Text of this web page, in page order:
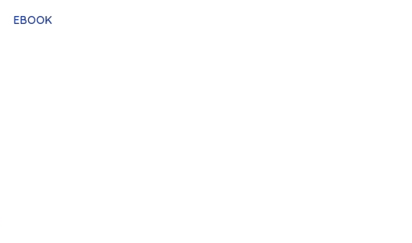
EBOOK